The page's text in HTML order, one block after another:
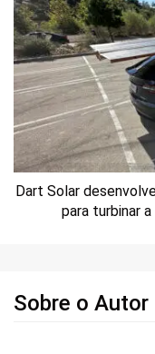
Dart Solar
para turbinar
Sobre o Autor